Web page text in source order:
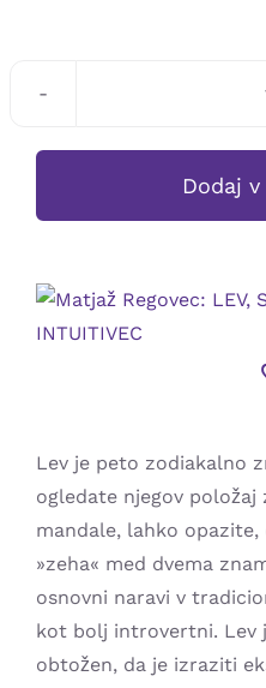
Dodaj
Lev je peto zodiakalno
ogledate njegov
mandale, lahko opazite,
»zeha« med dvema
osnovni naravi v
kot bolj introvertni. Lev
obtožen, da je izraziti